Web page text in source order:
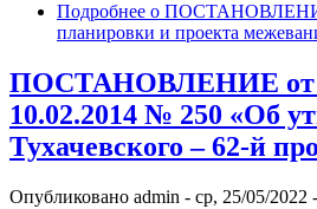
Подробнее о ПОСТАНОВЛЕНИЕ
планировки и проекта
ПОСТАНОВЛЕНИЕ от
10.02.2014 № 250 «Об
Тухачевского – 62-й
Опубликовано admin - ср, 25/05/2022